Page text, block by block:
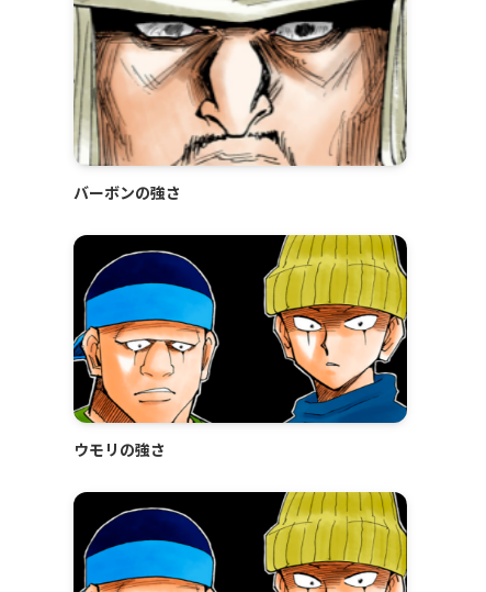
バーボンの強さ
ウモリの強さ